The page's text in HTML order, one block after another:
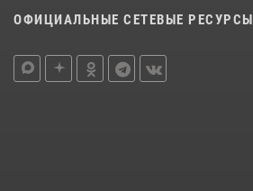
ОФИЦИАЛЬНЫЕ СЕТЕВЫЕ РЕСУРСЫ